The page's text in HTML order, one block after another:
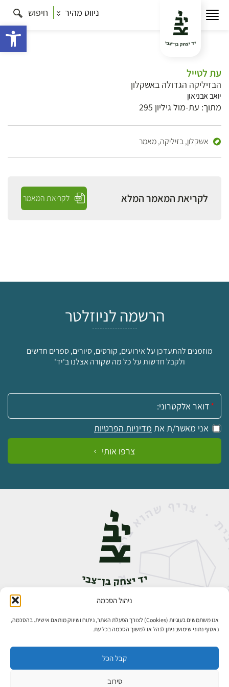
ניהול הסכמה
אנו משתמשים בעוגיות (Cookies) לצורך הפעלת האתר, ניתוח ושיווק מותאם אישית. בהסכמה,
נאסוף נתוני שימוש; ניתן לנהל או למשוך הסכמה בכל עת.
קבל הכל
סירוב
ניווט מהיר חיפוש
עת לטייל
הבזיליקה הגדולה באשקלון
יואב אבניאון
מתוך: עת-מול גיליון 295
אשקלון, בזיליקה,מאמר
לקריאת המאמר המלא לקריאת המאמר
הרשמה לניוזלטר
מוזמנים להתעדכן על אירועים, קורסים, סיורים, ספרים חדשים
ולקבל חדשות על כל מה שקורה אצלנו ב'יד'
אימייל:
אני מאשר/ת את מדיניות הפרטיות
צרפו אותי
אבן גבירול 14, רחביה, ירושלים